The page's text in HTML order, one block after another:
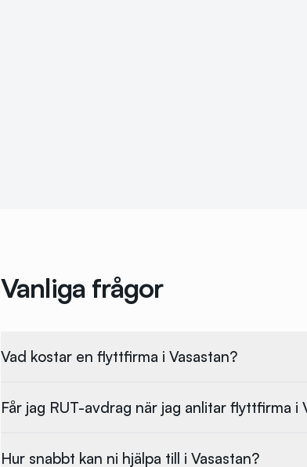
Vanliga frågor
Vad kostar en flyttfirma i Vasastan?
Får jag RUT-avdrag när jag anlitar flyttfirma i
Hur snabbt kan ni hjälpa till i Vasastan?